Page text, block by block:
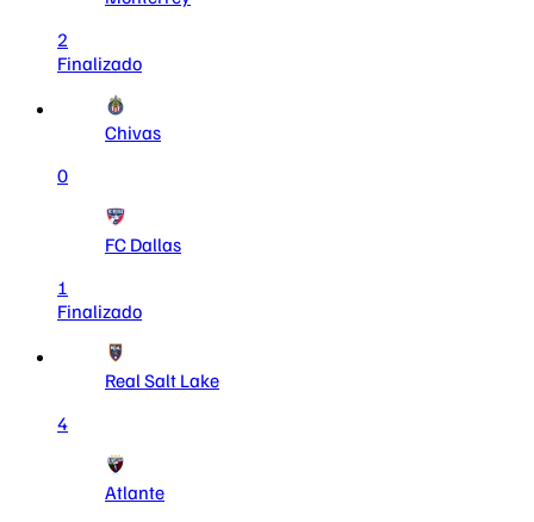
2
Finalizado
Chivas
0
FC Dallas
1
Finalizado
Real Salt Lake
4
Atlante